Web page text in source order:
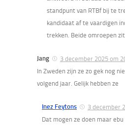
standpunt van RTBf bij te
kandidaat af te vaardigen
trekken. Beide omroepen
Jang
3 december 2025 om
In Zweden zijn ze zo gek nog
volgend jaar. Gelijk hebben ze
Inez Feytons
3 december
Dat mogen ze doen maar